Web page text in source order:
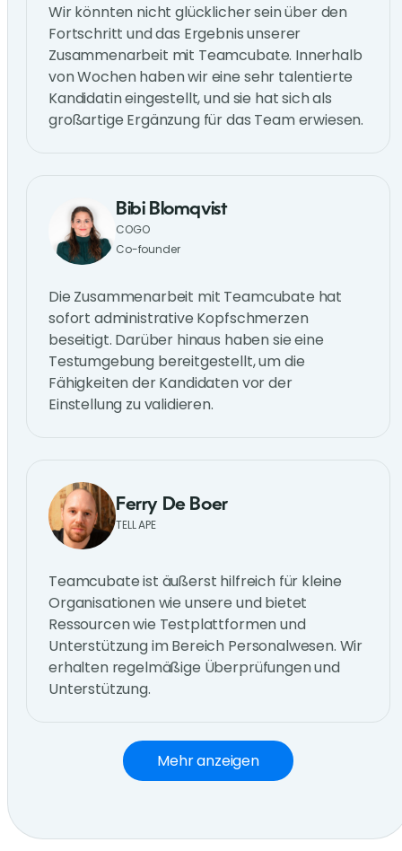
Wir könnten nicht glücklicher sein über den
Fortschritt und das Ergebnis unserer
Zusammenarbeit mit Teamcubate. Innerhalb
von Wochen haben wir eine sehr talentierte
Kandidatin eingestellt, und sie hat sich als
großartige Ergänzung für das Team erwiesen.
Bibi Blomqvist
COGO
Co-founder
Die Zusammenarbeit mit Teamcubate hat
sofort administrative Kopfschmerzen
beseitigt. Darüber hinaus haben sie eine
Testumgebung bereitgestellt, um die
Fähigkeiten der Kandidaten vor der
Einstellung zu validieren.
Ferry De Boer
TELL APE
Teamcubate ist äußerst hilfreich für kleine
Organisationen wie unsere und bietet
Ressourcen wie Testplattformen und
Unterstützung im Bereich Personalwesen. Wir
erhalten regelmäßige Überprüfungen und
Unterstützung.
Mehr anzeigen